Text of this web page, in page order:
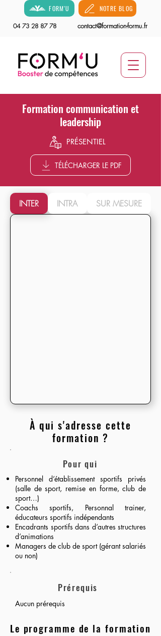
FORM'U NOTRE BLOG
04 73 28 87 78 contact@formation-formu.fr
Formation communication et
leadership
PRÉSENTIEL
TÉLÉCHARGER LE PDF
INTER INTRA SUR MESURE
À qui s'adresse cette
formation ?
Pour qui
Personnel d’établissement sportifs privés
(salle de sport, remise en forme, club de
sport…)
Coachs sportifs, Personnal trainer,
éducateurs sportifs indépendants
Encadrants sportifs dans d’autres structures
d’animations
Managers de club de sport (gérant salariés
ou non)
Prérequis
Aucun prérequis
Le programme de la formation